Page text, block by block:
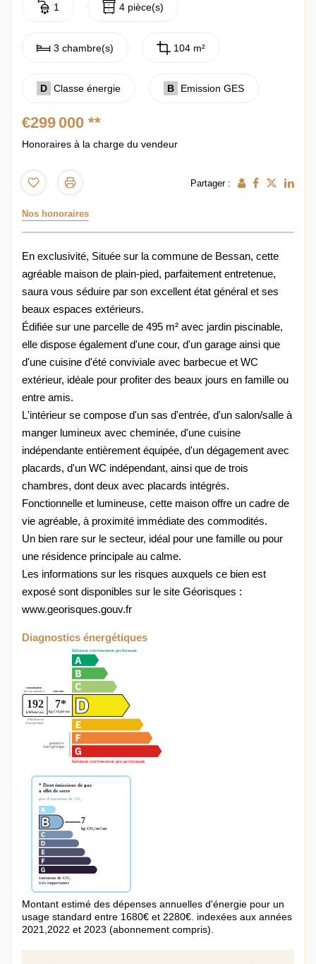
1 4 pièce(s)
3 chambre(s) 104 m²
D Classe énergie B Emission GES
€299 000 **
Honoraires à la charge du vendeur
Partager :
Nos honoraires
En exclusivité, Située sur la commune de Bessan, cette
agréable maison de plain-pied, parfaitement entretenue,
saura vous séduire par son excellent état général et ses
beaux espaces extérieurs.
Édifiée sur une parcelle de 495 m² avec jardin piscinable,
elle dispose également d'une cour, d'un garage ainsi que
d'une cuisine d'été conviviale avec barbecue et WC
extérieur, idéale pour profiter des beaux jours en famille ou
entre amis.
L'intérieur se compose d'un sas d'entrée, d'un salon/salle à
manger lumineux avec cheminée, d'une cuisine
indépendante entièrement équipée, d'un dégagement avec
placards, d'un WC indépendant, ainsi que de trois
chambres, dont deux avec placards intégrés.
Fonctionnelle et lumineuse, cette maison offre un cadre de
vie agréable, à proximité immédiate des commodités.
Un bien rare sur le secteur, idéal pour une famille ou pour
une résidence principale au calme.
Les informations sur les risques auxquels ce bien est
exposé sont disponibles sur le site Géorisques :
www.georisques.gouv.fr
Diagnostics énergétiques
Montant estimé des dépenses annuelles d'énergie pour un
usage standard entre 1680€ et 2280€. indexées aux années
2021,2022 et 2023 (abonnement compris).